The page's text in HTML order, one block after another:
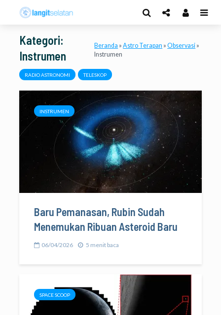
Kategori:
Instrumen
Beranda »Astro Terapan »Observasi »
Instrumen
RADIO ASTRONOMI TELESKOP
INSTRUMEN
Baru Pemanasan, Rubin Sudah
Menemukan Ribuan Asteroid Baru
06/04/2026 5 menit baca
SPACE SCOOP